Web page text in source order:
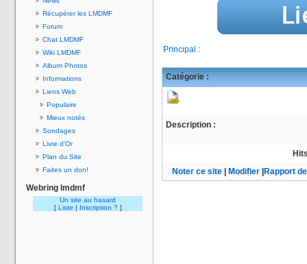
Récupérer les LMDMF
Forum
Chat LMDMF
Wiki LMDMF
Album Photos
Informations
Liens Web
Populaire
Mieux notés
Sondages
Livre d'Or
Plan du Site
Faites un don!
Webring lmdmf
Un site au hasard
[ Liste | Inscription ? ]
Principal :
Catégorie :
Description :
Noter ce site| Modifier| Rapport